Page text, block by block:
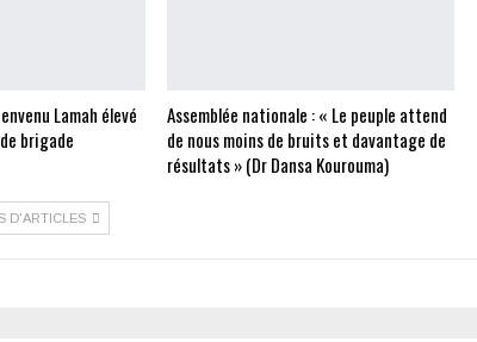
Lamah élevé
brigade
Assemblée nationale : « Le peuple attend
de nous moins de bruits et davantage de
résultats » (Dr Dansa Kourouma)
D'ARTICLES